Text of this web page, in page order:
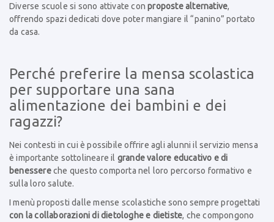
Diverse scuole si sono attivate conproposte alternative,
offrendo spazi dedicati dove poter mangiare il “panino” portato
da casa.
Perché preferire la mensa scolastica
per supportare una sana
alimentazione dei bambini e dei
ragazzi?
Nei contesti in cui è possibile offrire agli alunni il servizio mensa
è importante sottolineare il grande valore educativo e di
benessereche questo comporta nel loro percorso formativo e
sulla loro salute.
I menù proposti dalle mense scolastiche sono sempre progettati
con la collaborazioni di dietologhe e dietiste, che compongono